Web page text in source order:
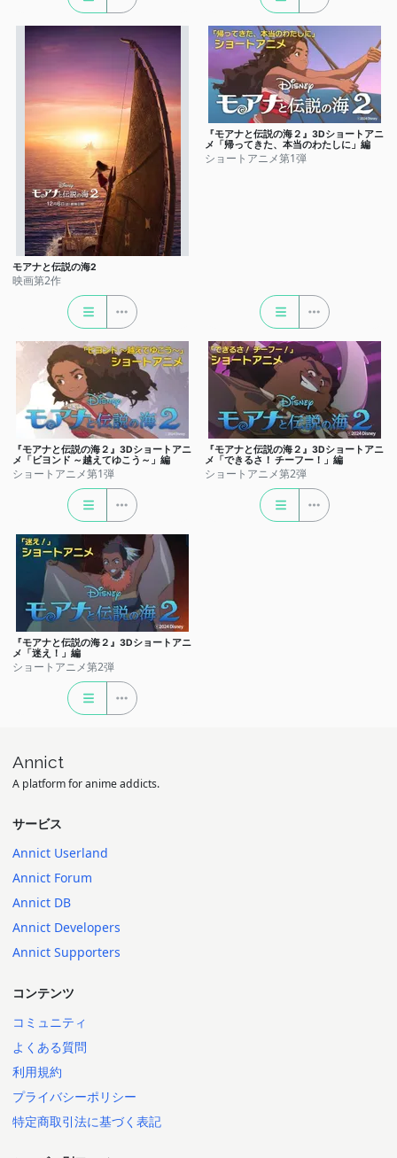
モアナと伝説の海2
映画第2作
『モアナと伝説の海２』3Dショートアニ
メ「帰ってきた、本当のわたしに」編
ショートアニメ第1弾
『モアナと伝説の海２』3Dショートアニ
メ「ビヨンド ～越えてゆこう～」編
ショートアニメ第1弾
『モアナと伝説の海２』3Dショートアニ
メ「できるさ！ チーフー！」編
ショートアニメ第2弾
『モアナと伝説の海２』3Dショートアニ
メ「迷え！」編
ショートアニメ第2弾
Annict
A platform for anime addicts.
サービス
Annict Userland
Annict Forum
Annict DB
Annict Developers
Annict Supporters
コンテンツ
コミュニティ
よくある質問
利用規約
プライバシーポリシー
特定商取引法に基づく表記